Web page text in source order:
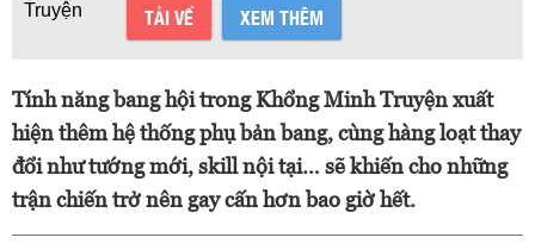
TẢI VỀ XEM THÊM
Tính năng bang hội trong Khổng Minh Truyện xuất
hiện thêm hệ thống phụ bản bang, cùng hàng loạt thay
đổi như tướng mới, skill nội tại… sẽ khiến cho những
trận chiến trở nên gay cấn hơn bao giờ hết.